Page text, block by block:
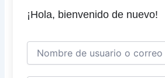
¡Hola, bienvenido de nuevo!